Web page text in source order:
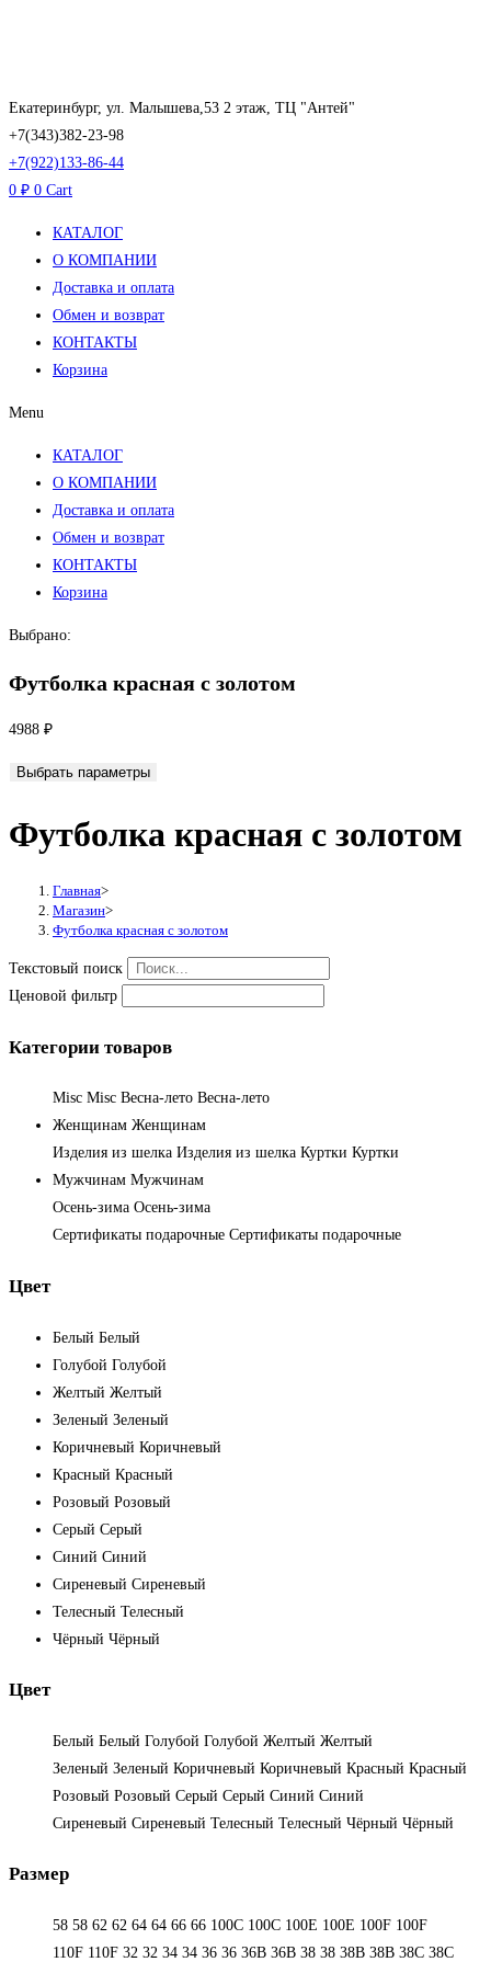
Екатеринбург, ул. Малышева,53 2 этаж, ТЦ "Антей"
+7(343)382-23-98
+7(922)133-86-44
0 ₽ 0 Cart
КАТАЛОГ
О КОМПАНИИ
Доставка и оплата
Обмен и возврат
КОНТАКТЫ
Корзина
Menu
КАТАЛОГ
О КОМПАНИИ
Доставка и оплата
Обмен и возврат
КОНТАКТЫ
Корзина
Выбрано:
Футболка красная с золотом
4988 ₽
Выбрать параметры
Футболка красная с золотом
Главная>
Магазин>
Футболка красная с золотом
Текстовый поиск
Ценовой фильтр
Категории товаров
Misc Misc Весна-лето Весна-лето
Женщинам Женщинам
Изделия из шелка Изделия из шелка Куртки Куртки
Мужчинам Мужчинам
Осень-зима Осень-зима
Сертификаты подарочные Сертификаты подарочные
Цвет
Белый Белый
Голубой Голубой
Желтый Желтый
Зеленый Зеленый
Коричневый Коричневый
Красный Красный
Розовый Розовый
Серый Серый
Синий Синий
Сиреневый Сиреневый
Телесный Телесный
Чёрный Чёрный
Цвет
Белый Белый Голубой Голубой Желтый Желтый
Зеленый Зеленый Коричневый Коричневый Красный Красный
Розовый Розовый Серый Серый Синий Синий
Сиреневый Сиреневый Телесный Телесный Чёрный Чёрный
Размер
58 58 62 62 64 64 66 66 100C 100C 100E 100E 100F 100F
110F 110F 32 32 34 34 36 36 36B 36B 38 38 38B 38B 38С 38С